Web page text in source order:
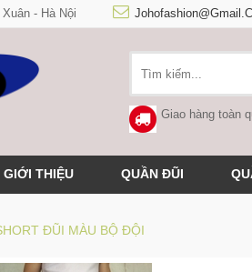
- Hà Nội
Giao hàng toàn
GIỚI THIỆU QUẦN ĐŨI
ĐŨI MÀU BỘ ĐỘI